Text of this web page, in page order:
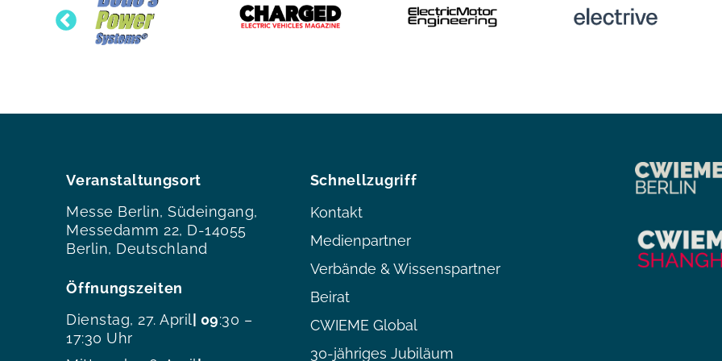
Veranstaltungsort
Messe Berlin, Südeingang,
Messedamm 22, D-14055
Berlin, Deutschland
Öffnungszeiten
Dienstag, 27. April | 09:30 –
17:30 Uhr
Schnellzugriff
Kontakt
Medienpartner
Verbände & Wissenspartner
Beirat
CWIEME Global
30-jähriges Jubiläum